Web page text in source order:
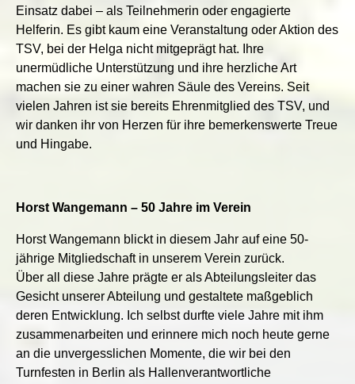
Einsatz dabei – als Teilnehmerin oder engagierte
Helferin. Es gibt kaum eine Veranstaltung oder Aktion des
TSV, bei der Helga nicht mitgeprägt hat. Ihre
unermüdliche Unterstützung und ihre herzliche Art
machen sie zu einer wahren Säule des Vereins. Seit
vielen Jahren ist sie bereits Ehrenmitglied des TSV, und
wir danken ihr von Herzen für ihre bemerkenswerte Treue
und Hingabe.
Horst Wangemann – 50 Jahre im Verein
Horst Wangemann blickt in diesem Jahr auf eine 50-
jährige Mitgliedschaft in unserem Verein zurück.
Über all diese Jahre prägte er als Abteilungsleiter das
Gesicht unserer Abteilung und gestaltete maßgeblich
deren Entwicklung. Ich selbst durfte viele Jahre mit ihm
zusammenarbeiten und erinnere mich noch heute gerne
an die unvergesslichen Momente, die wir bei den
Turnfesten in Berlin als Hallenverantwortliche